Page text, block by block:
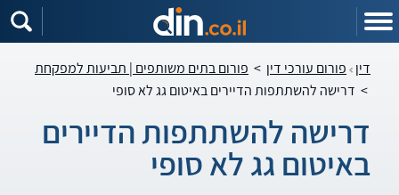
דין פורום עורכי דין > פורום בתים משותפים | תביעות למפקחת
> דרישה להשתתפות הדיירים באיטום גג לא סופי
דרישה להשתתפות הדיירים
באיטום גג לא סופי